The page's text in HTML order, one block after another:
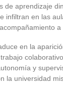
de aprendizaje
infiltran en las
a
en la
y
la universidad